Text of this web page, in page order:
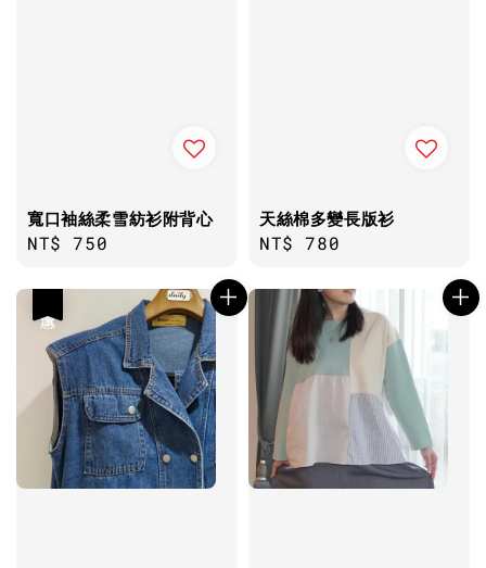
寬口袖絲柔雪紡衫附背心
Regular
NT$ 750
天絲棉多變長版衫
Regular
NT$ 780